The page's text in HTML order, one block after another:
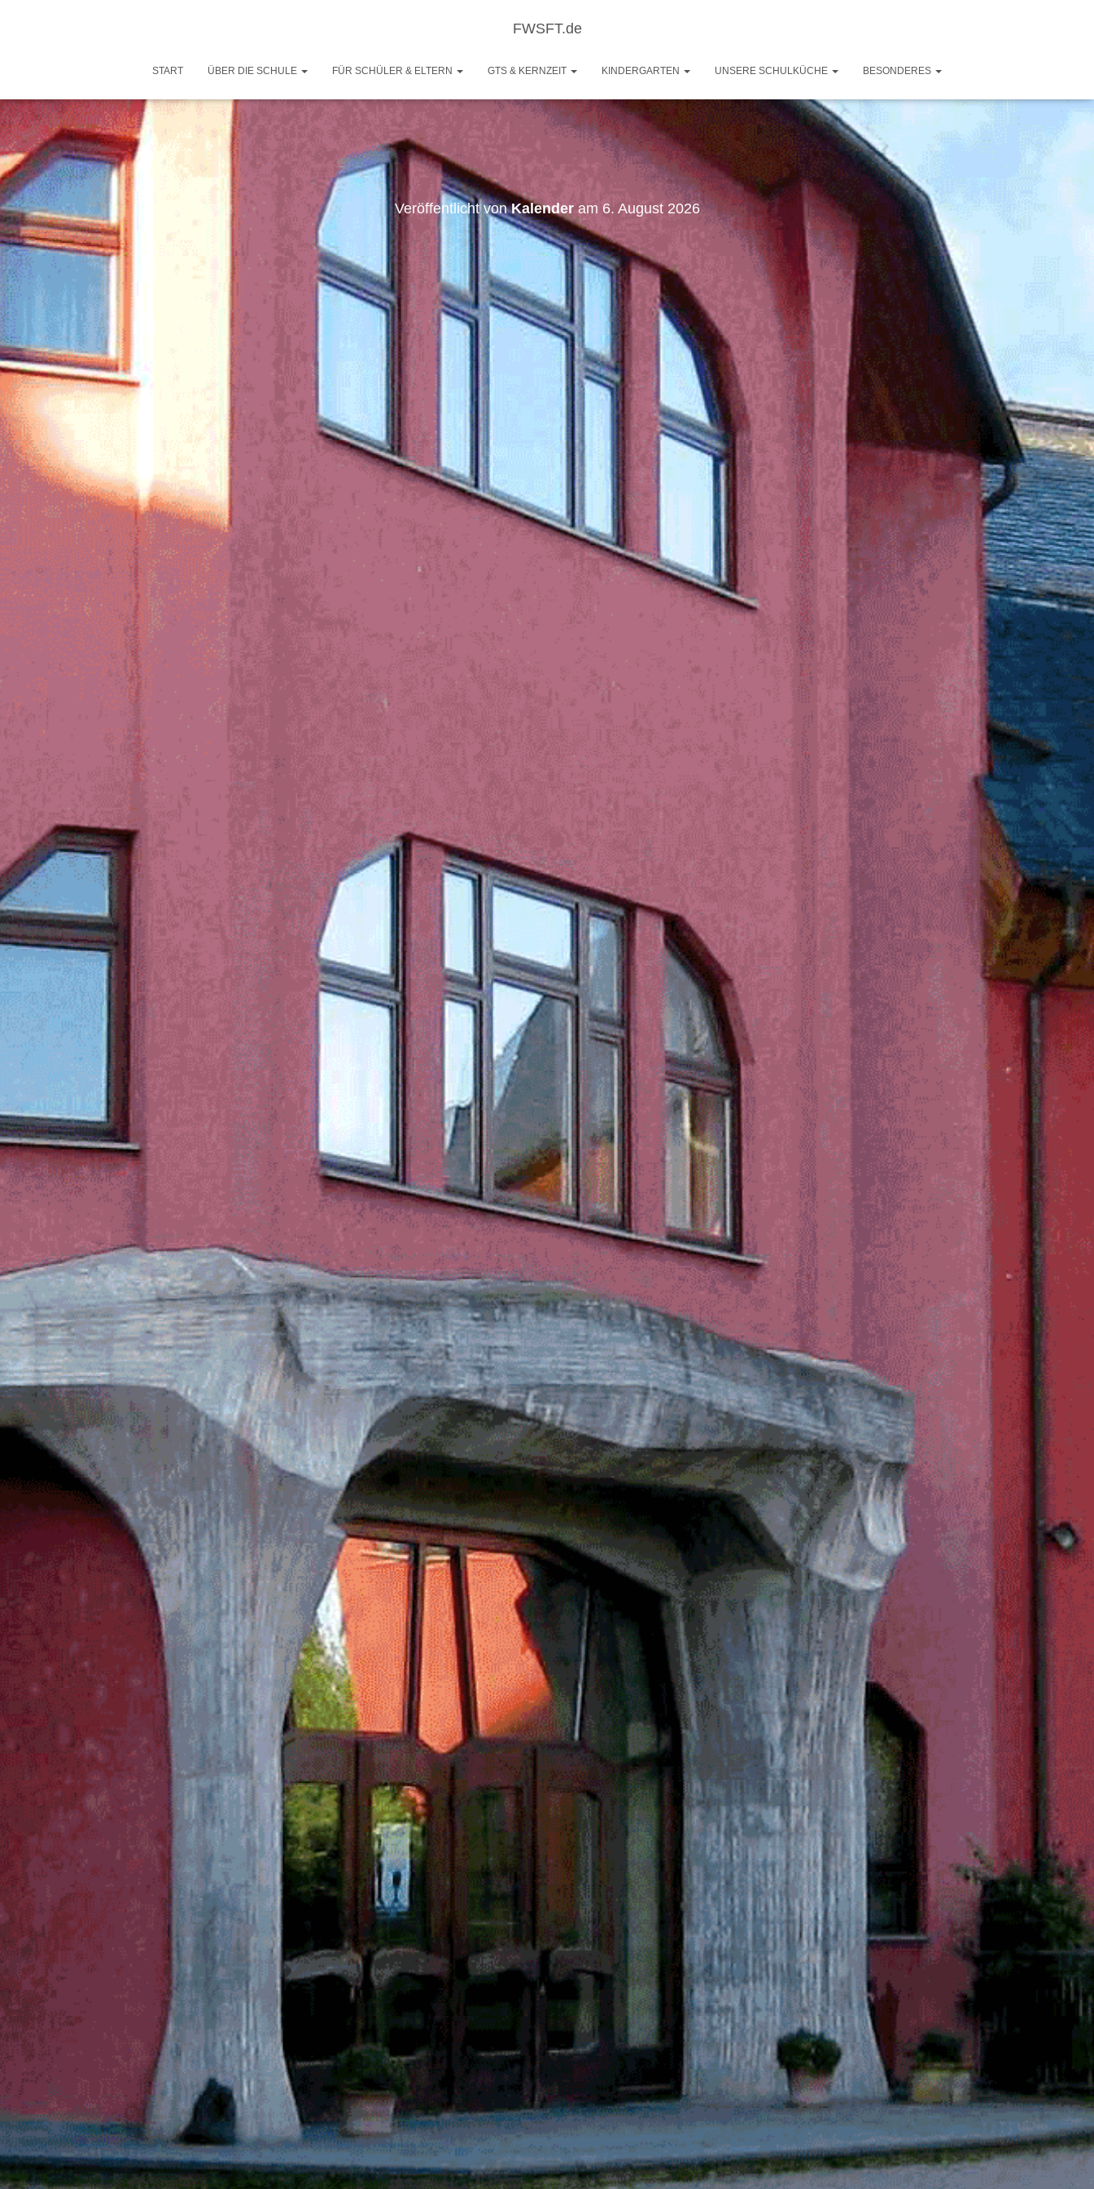
FWSFT.de
START ÜBER DIE SCHULE FÜR SCHÜLER & ELTERN GTS & KERNZEIT KINDERGARTEN UNSERE SCHULKÜCHE BESONDERES
Veröffentlicht vonKalenderam 6. August 2026